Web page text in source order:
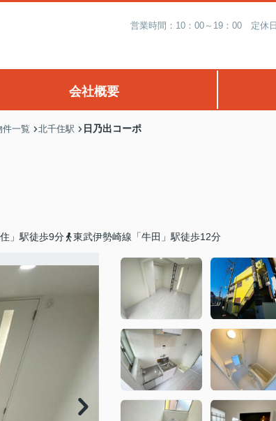
営業時間：10：00～19：00 定休
会社概要
件一覧 北千住駅 日乃出コーポ
」駅徒歩9分 東武伊勢崎線「牛田」駅徒歩12分